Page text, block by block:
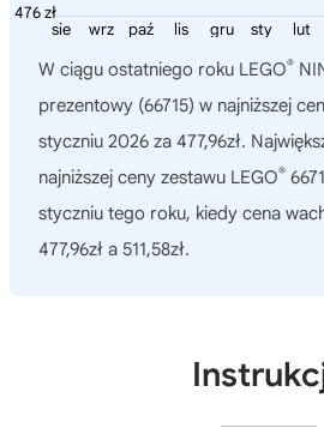
476 zł
lut
sty
gru
lis
paź
wrz
sie
W ciągu ostatniego roku LEGO®
prezentowy (66715) w najniższej
styczniu 2026 za 477,96zł.
najniższej ceny zestawu LEGO®
styczniu tego roku, kiedy cena
477,96zł a 511,58zł.